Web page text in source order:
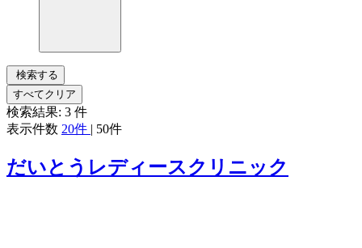
検索する
すべてクリア
検索結果: 3 件
表示件数 20件 | 50件
だいとうレディースクリニック